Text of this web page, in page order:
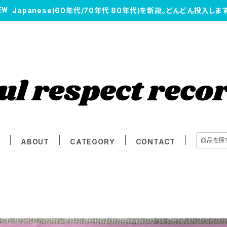
Japanese(60年代/70年代 80年代)を新設。どんどん投入します
ABOUT CATEGORY CONTACT